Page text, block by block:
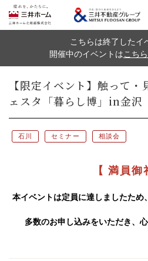
実例紹介
リフォーム実例
医院開業支援
三井ホームの家づくり
中古住宅(スムストック)
こちらは終了したイ
開催中のイベントはこちら
【限定イベント】触って
ェスタ「暮らし博」in金沢
石川 セミナー 相談会
【 満員御
本イベントは定員に達しましたため
多数のお申し込みをいただき、